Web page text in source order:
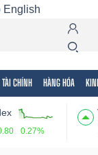
English
TÀI CHÍNH HÀNG HÓA
0.27%
khoán